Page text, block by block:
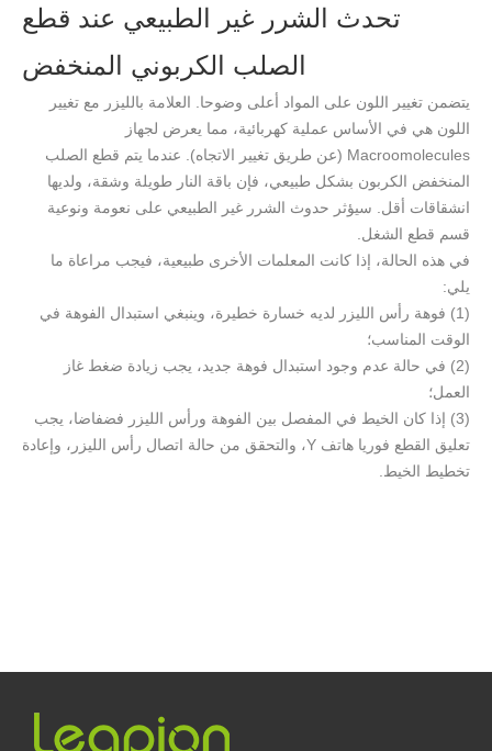
تحدث الشرر غير الطبيعي عند قطع
الصلب الكربوني المنخفض
يتضمن تغيير اللون على المواد أعلى وضوحا. العلامة بالليزر مع تغيير
اللون هي في الأساس عملية كهربائية، مما يعرض لجهاز
Macroomolecules (عن طريق تغيير الاتجاه). عندما يتم قطع الصلب
المنخفض الكربون بشكل طبيعي، فإن باقة النار طويلة وشقة، ولديها
انشقاقات أقل. سيؤثر حدوث الشرر غير الطبيعي على نعومة ونوعية
قسم قطع الشغل.
في هذه الحالة، إذا كانت المعلمات الأخرى طبيعية، فيجب مراعاة ما
يلي:
(1) فوهة رأس الليزر لديه خسارة خطيرة، وينبغي استبدال الفوهة في
الوقت المناسب؛
(2) في حالة عدم وجود استبدال فوهة جديد، يجب زيادة ضغط غاز
العمل؛
(3) إذا كان الخيط في المفصل بين الفوهة ورأس الليزر فضفاضا، يجب
تعليق القطع فوريا هاتف Y، والتحقق من حالة اتصال رأس الليزر، وإعادة
تخطيط الخيط.